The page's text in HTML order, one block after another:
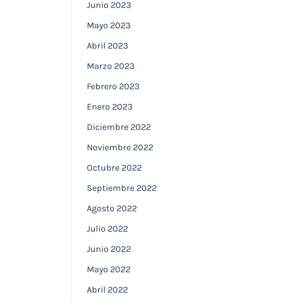
Junio 2023
Mayo 2023
Abril 2023
Marzo 2023
Febrero 2023
Enero 2023
Diciembre 2022
Noviembre 2022
Octubre 2022
Septiembre 2022
Agosto 2022
Julio 2022
Junio 2022
Mayo 2022
Abril 2022